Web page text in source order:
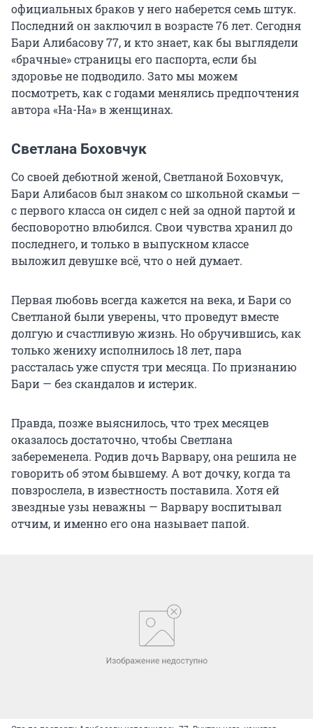
официальных браков у него наберется семь штук.
Последний он заключил в возрасте 76 лет. Сегодня
Бари Алибасову 77, и кто знает, как бы выглядели
«брачные» страницы его паспорта, если бы
здоровье не подводило. Зато мы можем
посмотреть, как с годами менялись предпочтения
автора «На-На» в женщинах.
Светлана Боховчук
Со своей дебютной женой, Светланой Боховчук,
Бари Алибасов был знаком со школьной скамьи —
с первого класса он сидел с ней за одной партой и
бесповоротно влюбился. Свои чувства хранил до
последнего, и только в выпускном классе
выложил девушке всё, что о ней думает.
Первая любовь всегда кажется на века, и Бари со
Светланой были уверены, что проведут вместе
долгую и счастливую жизнь. Но обручившись, как
только жениху исполнилось 18 лет, пара
рассталась уже спустя три месяца. По признанию
Бари — без скандалов и истерик.
Правда, позже выяснилось, что трех месяцев
оказалось достаточно, чтобы Светлана
забеременела. Родив дочь Варвару, она решила не
говорить об этом бывшему. А вот дочку, когда та
повзрослела, в известность поставила. Хотя ей
звездные узы неважны — Варвару воспитывал
отчим, и именно его она называет папой.